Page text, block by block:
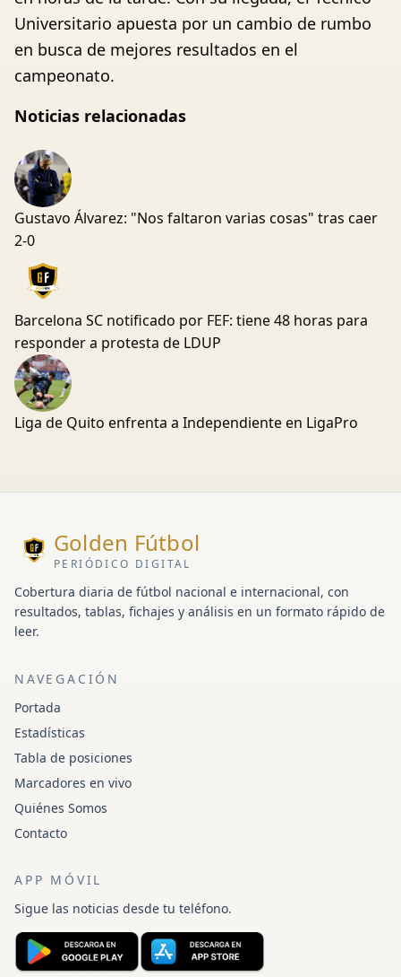
Universitario apuesta por un cambio de rumbo
en busca de mejores resultados en el
campeonato.
Noticias relacionadas
Gustavo Álvarez: "Nos faltaron varias cosas" tras caer
2-0
Barcelona SC notificado por FEF: tiene 48 horas para
responder a protesta de LDUP
Liga de Quito enfrenta a Independiente en LigaPro
Golden Fútbol
PERIÓDICO DIGITAL
Cobertura diaria de fútbol nacional e internacional, con
resultados, tablas, fichajes y análisis en un formato rápido de
leer.
NAVEGACIÓN
Portada
Estadísticas
Tabla de posiciones
Marcadores en vivo
Quiénes Somos
Contacto
APP MÓVIL
Sigue las noticias desde tu teléfono.